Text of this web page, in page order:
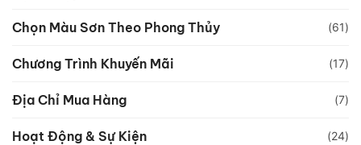
Chọn Màu Sơn Theo Phong Thủy (61)
Chương Trình Khuyến Mãi (17)
Địa Chỉ Mua Hàng (7)
Hoạt Động & Sự Kiện (24)